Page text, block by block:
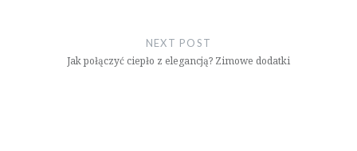
NEXT POST
Jak połączyć ciepło z elegancją? Zimowe dodatki